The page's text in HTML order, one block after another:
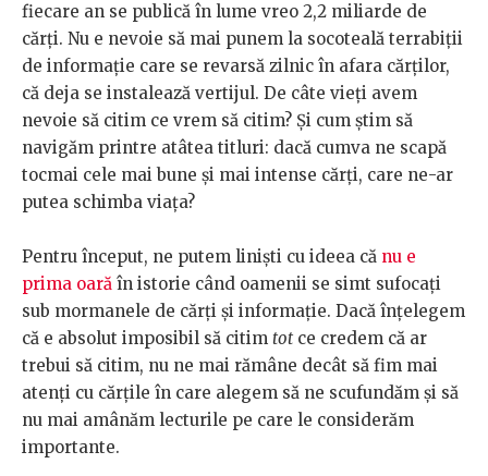
fiecare an se publică în lume vreo 2,2 miliarde de
cărți. Nu e nevoie să mai punem la socoteală terrabiții
de informație care se revarsă zilnic în afara cărților,
că deja se instalează vertijul. De câte vieți avem
nevoie să citim ce vrem să citim? Și cum știm să
navigăm printre atâtea titluri: dacă cumva ne scapă
tocmai cele mai bune și mai intense cărți, care ne-ar
putea schimba viața?
Pentru început, ne putem liniști cu ideea că nu e
prima oară în istorie când oamenii se simt sufocați
sub mormanele de cărți și informație. Dacă înțelegem
că e absolut imposibil să citim totce credem că ar
trebui să citim, nu ne mai rămâne decât să fim mai
atenți cu cărțile în care alegem să ne scufundăm și să
nu mai amânăm lecturile pe care le considerăm
importante.